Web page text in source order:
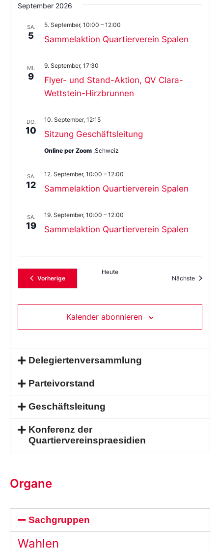
September 2026
SA.
5 Sammelaktion Quartierverein Spalen
5. September, 10:00 – 12:00
MI.
9
Flyer- und Stand-Aktion, QV Clara-
Wettstein-Hirzbrunnen
9. September, 17:30
DO.
10 Sitzung Geschäftsleitung
10. September, 12:15
Online per Zoom ,Schweiz
SA.
12 Sammelaktion Quartierverein Spalen
12. September, 10:00 – 12:00
SA.
19 Sammelaktion Quartierverein Spalen
19. September, 10:00 – 12:00
VorherigeVeranstaltungen
Heute
Nächste
Kalender abonnieren
Delegiertenversammlung
Parteivorstand
Geschäftsleitung
Konferenz der
Quartiervereinspraesidien
Organe
Sachgruppen
Wahlen